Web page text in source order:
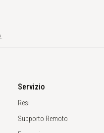
Servizio
Resi
Supporto Remoto